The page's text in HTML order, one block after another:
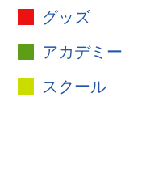
グッズ
アカデミー
スクール